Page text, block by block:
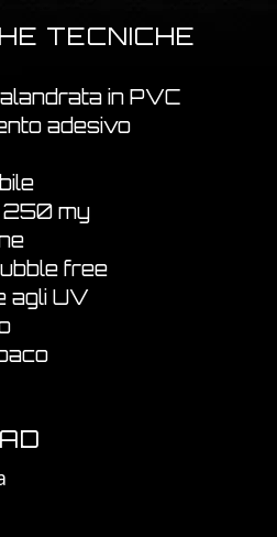
TECNICHE
in PVC
adesivo
250 my
free
agli UV